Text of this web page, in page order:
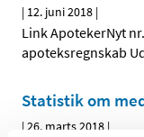
| 12. juni 2018 |
Link ApotekerNyt
apoteksregnskab
Statistik om
|26. marts 2018 |